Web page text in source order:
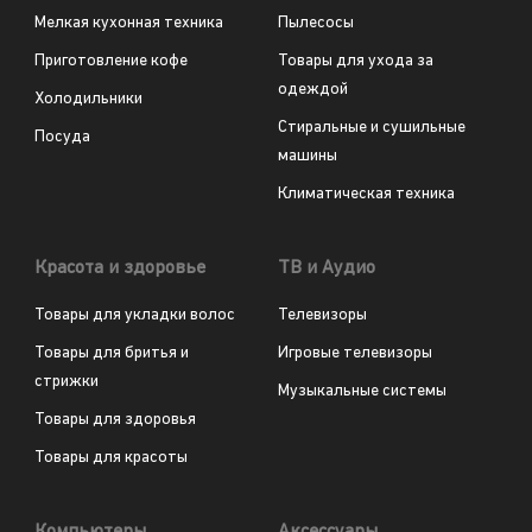
Мелкая кухонная техника
Приготовление кофе
Холодильники
Посуда
Пылесосы
Товары для ухода за
одеждой
Стиральные и сушильные
машины
Климатическая техника
Красота и здоровье
Товары для укладки волос
Товары для бритья и
стрижки
Товары для здоровья
Товары для красоты
ТВ и Аудио
Телевизоры
Игровые телевизоры
Музыкальные системы